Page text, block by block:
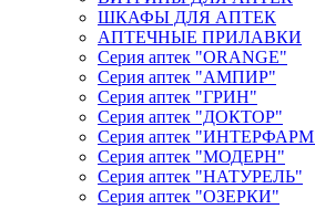
ШКАФЫ ДЛЯ АПТЕК
АПТЕЧНЫЕ ПРИЛАВКИ
Серия аптек "ORANGE"
Серия аптек "АМПИР"
Серия аптек "ГРИН"
Серия аптек "ДОКТОР"
Серия аптек
Серия аптек "МОДЕРН"
Серия аптек "НАТУРЕЛЬ"
Серия аптек "ОЗЕРКИ"